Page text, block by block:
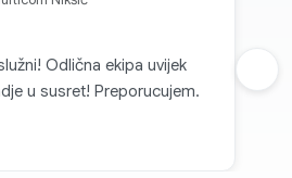
Odlična ekipa uvijek
u susret! Preporucujem.